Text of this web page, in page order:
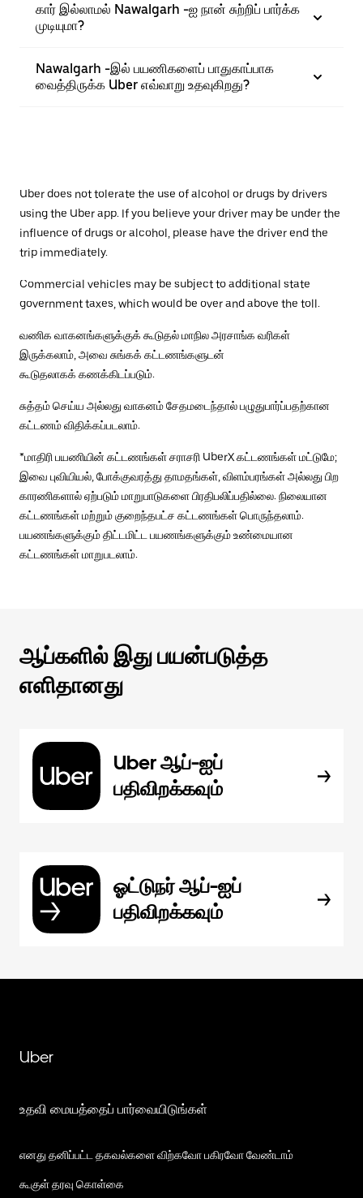
கார் இல்லாமல் Nawalgarh -ஐ நான் சுற்றிப் பார்க்க
முடியுமா?
Nawalgarh -இல் பயணிகளைப் பாதுகாப்பாக
வைத்திருக்க Uber எவ்வாறு உதவுகிறது?
Uber does not tolerate the use of alcohol or drugs by drivers
using the Uber app. If you believe your driver may be under the
influence of drugs or alcohol, please have the driver end the
trip immediately.
Commercial vehicles may be subject to additional state
government taxes, which would be over and above the toll.
வணிக வாகனங்களுக்குக் கூடுதல் மாநில அரசாங்க வரிகள்
இருக்கலாம், அவை சுங்கக் கட்டணங்களுடன்
கூடுதலாகக் கணக்கிடப்படும்.
சுத்தம் செய்ய அல்லது வாகனம் சேதமடைந்தால் பழுதுபார்ப்பதற்கான
கட்டணம் விதிக்கப்படலாம்.
*மாதிரி பயணியின் கட்டணங்கள் சராசரி UberX கட்டணங்கள் மட்டுமே;
இவை புவியியல், போக்குவரத்து தாமதங்கள், விளம்பரங்கள் அல்லது பிற
காரணிகளால் ஏற்படும் மாறுபாடுகளை பிரதிபலிப்பதில்லை. நிலையான
கட்டணங்கள் மற்றும் குறைந்தபட்ச கட்டணங்கள் பொருந்தலாம்.
பயணங்களுக்கும் திட்டமிட்ட பயணங்களுக்கும் உண்மையான
கட்டணங்கள் மாறுபடலாம்.
ஆப்களில் இது பயன்படுத்த
எளிதானது
Uber ஆப்-ஐப்
பதிவிறக்கவும்
ஓட்டுநர் ஆப்-ஐப்
பதிவிறக்கவும்
Uber
உதவி மையத்தைப் பார்வையிடுங்கள்
எனது தனிப்பட்ட தகவல்களை விற்கவோ பகிரவோ வேண்டாம்
கூகுள் தரவு கொள்கை